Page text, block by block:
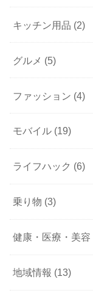
キッチン用品 (2)
グルメ (5)
ファッション (4)
モバイル (19)
ライフハック (6)
乗り物 (3)
健康・医療・美容
地域情報 (13)